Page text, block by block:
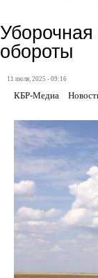
обороты
11 июля, 2025 - 09:16
КБР-Медиа